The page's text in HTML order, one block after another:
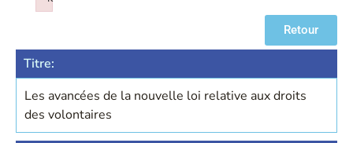
Retour
Titre:
Les avancées de la nouvelle loi relative aux droits
des volontaires
Failed to initialize plugin: wplink